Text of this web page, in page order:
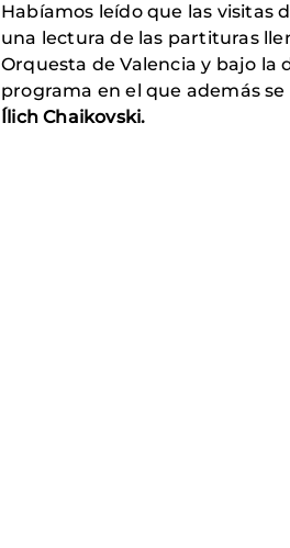
Habíamos leído que las visitas
una lectura de las partituras
Orquesta de Valencia y bajo
programa en el que además
Ílich Chaikovski.